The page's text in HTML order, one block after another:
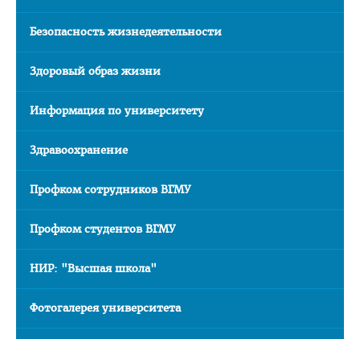
Безопасность жизнедеятельности
Здоровый образ жизни
Информация по университету
Здравоохранение
Профком сотрудников ВГМУ
Профком студентов ВГМУ
НИР: "Высшая школа"
Фотогалерея университета